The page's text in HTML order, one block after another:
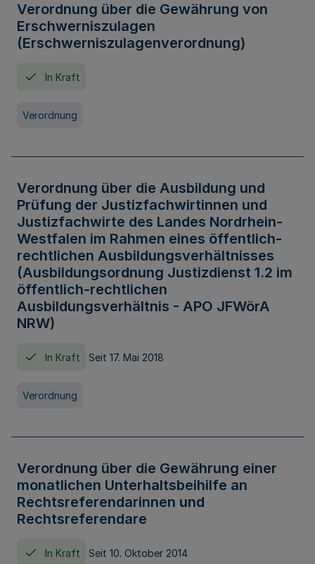
Verordnung über die Gewährung von
Erschwerniszulagen
(Erschwerniszulagenverordnung)
In Kraft
Verordnung
Verordnung über die Ausbildung und
Prüfung der Justizfachwirtinnen und
Justizfachwirte des Landes Nordrhein-
Westfalen im Rahmen eines öffentlich-
rechtlichen Ausbildungsverhältnisses
(Ausbildungsordnung Justizdienst 1.2 im
öffentlich-rechtlichen
Ausbildungsverhältnis - APO JFWörA
NRW)
In Kraft Seit 17. Mai 2018
Verordnung
Verordnung über die Gewährung einer
monatlichen Unterhaltsbeihilfe an
Rechtsreferendarinnen und
Rechtsreferendare
In Kraft Seit 10. Oktober 2014